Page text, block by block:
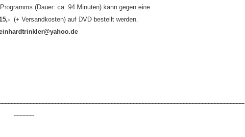
(Dauer: ca. 94 Minuten) kann gegen eine
(+ Versandkosten) auf DVD bestellt werden.
--------------